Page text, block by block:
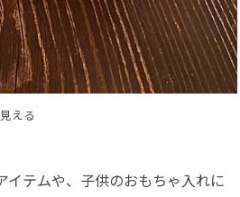
える
テムや、子供のおもちゃ入れに